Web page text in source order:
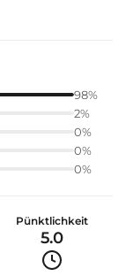
98%
2%
0%
0%
0%
Pünktlichkeit
5.0